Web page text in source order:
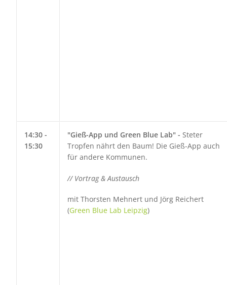
14:30 -
15:30
"Gieß-App und Green Blue Lab" - Steter
Tropfen nährt den Baum! Die Gieß-App auch
für andere Kommunen.
// Vortrag & Austausch
mit Thorsten Mehnert und Jörg Reichert
(Green Blue Lab Leipzig)